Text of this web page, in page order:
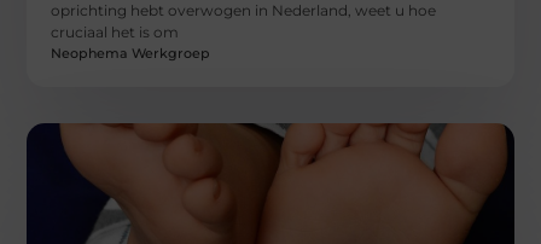
oprichting hebt overwogen in Nederland, weet u hoe
cruciaal het is om
Neophema Werkgroep